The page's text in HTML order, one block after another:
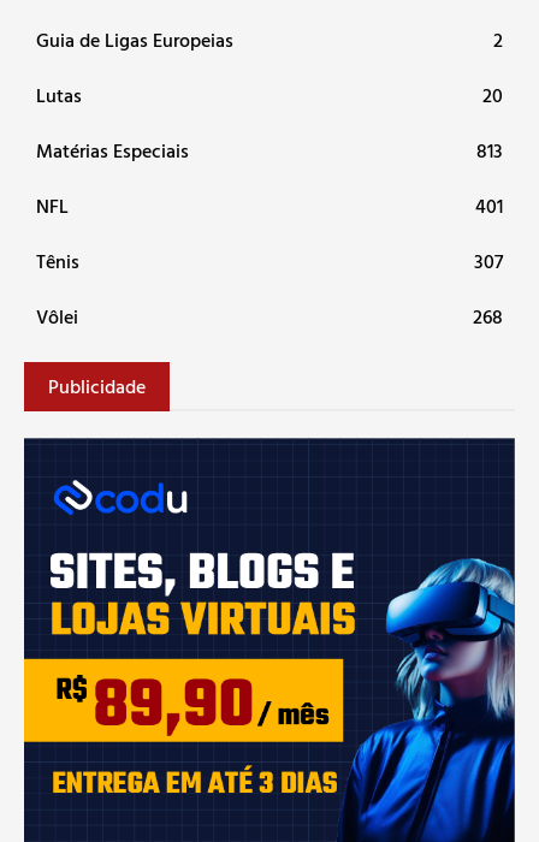
Guia de Ligas Europeias
2
Lutas
20
Matérias Especiais
813
NFL
401
Tênis
307
Vôlei
268
Publicidade